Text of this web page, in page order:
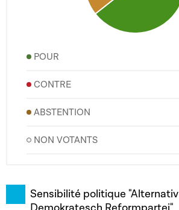
POUR
CONTRE
ABSTENTION
NON VOTANTS
Sensibilité politique "Alternativ